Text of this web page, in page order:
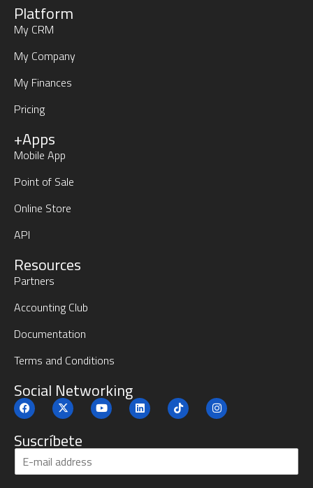
Platform
My CRM
My Company
My Finances
Pricing
+Apps
Mobile App
Point of Sale
Online Store
API
Resources
Partners
Accounting Club
Documentation
Terms and Conditions
Social Networking
Suscríbete
S